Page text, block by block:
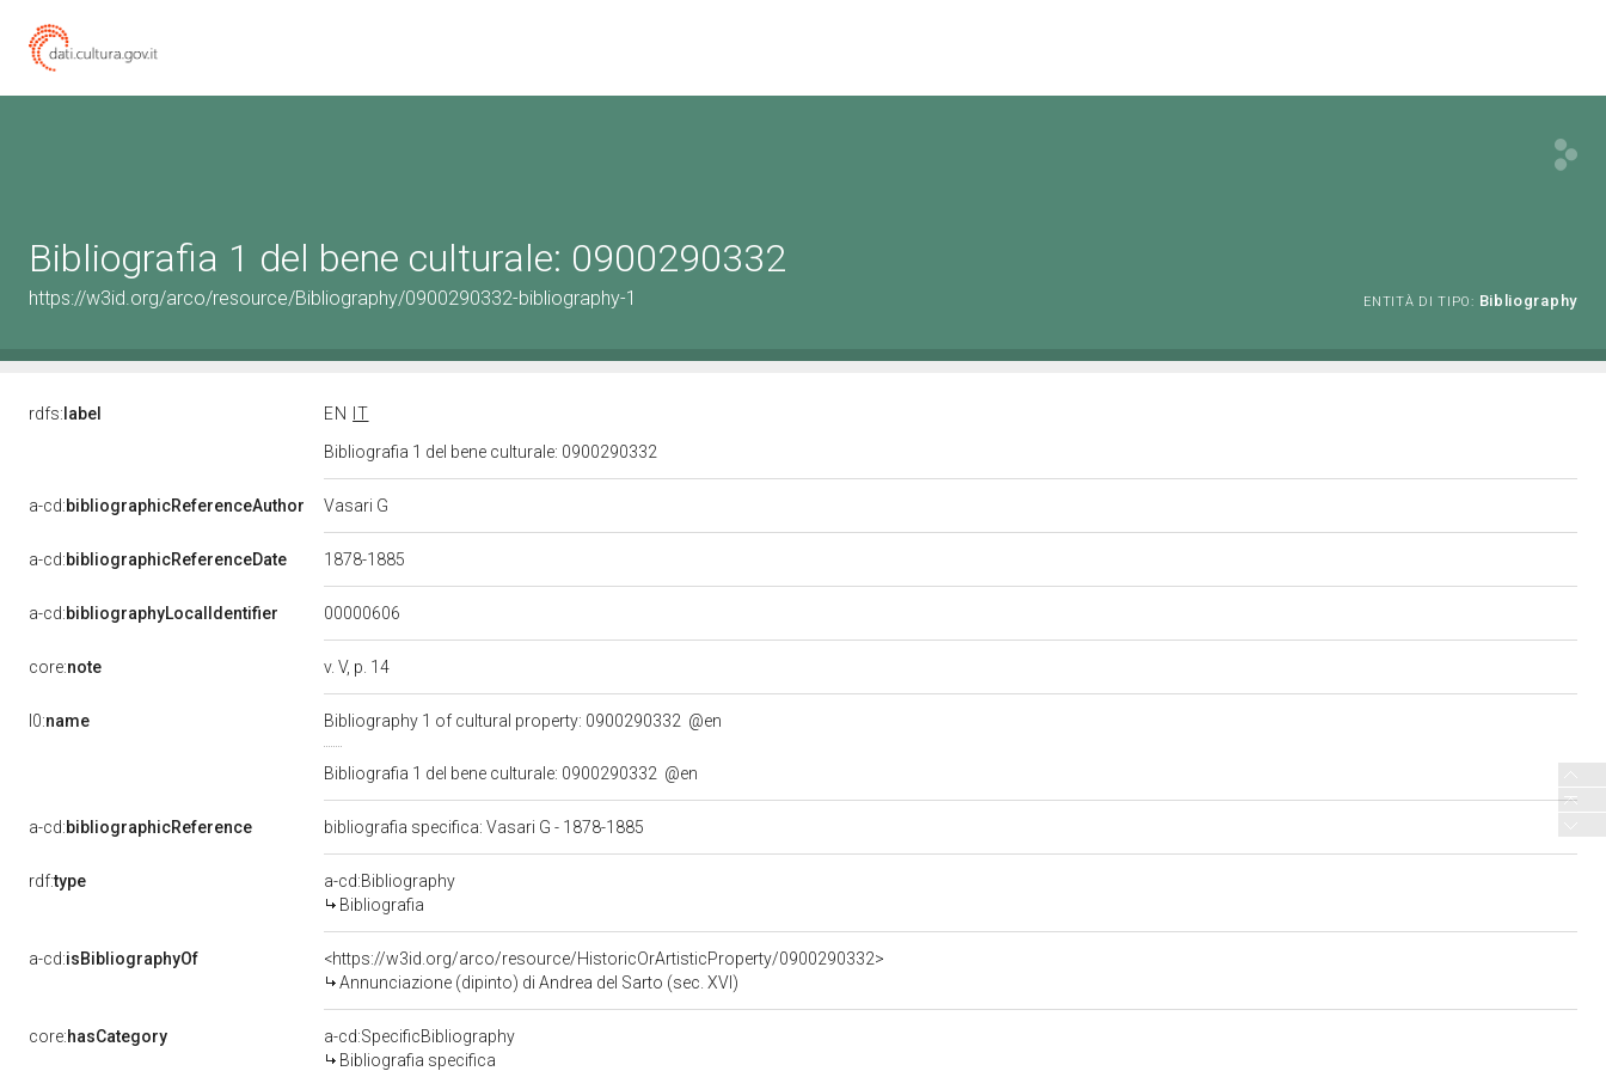
Bibliografia 1 del bene culturale: 0900290332
https://w3id.org/arco/resource/Bibliography/0900290332-bibliography-1 ENTITÀ DI TIPO: Bibliography
rdfs: label EN
IT
Bibliografia 1 del bene culturale: 0900290332
a-cd:bibliographicReferenceAuthor Vasari G
a-cd:bibliographicReferenceDate 1878-1885
a-cd:bibliographyLocalIdentifier 00000606
core:note v. V, p. 14
l0:name Bibliography 1 of cultural property: 0900290332 @en
Bibliografia 1 del bene culturale: 0900290332 @en
a-cd:bibliographicReference bibliografia specifica: Vasari G - 1878-1885
rdf:type
a-cd:Bibliography
Bibliografia
a-cd:isBibliographyOf
<https://w3id.org/arco/resource/HistoricOrArtisticProperty/0900290332>
Annunciazione (dipinto) di Andrea del Sarto (sec. XVI)
core:hasCategory
a-cd:SpecificBibliography
Bibliografia specifica